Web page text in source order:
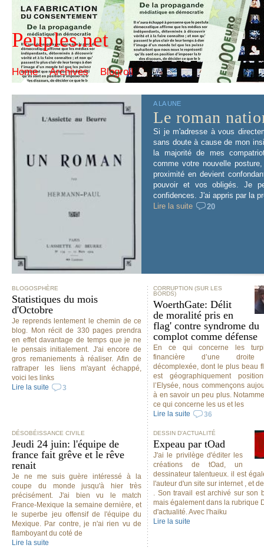
Peuples.net
Home Archives Blogroll
A LA UNE
Le roman
Si je m'adresse à vous
sans doute à cause de mon
la majorité de mes
comme votre nouvelle
proximité en devient
pouvoir et vos obligés. Je
confidences. J'ai appris par la
Lire la suite
20
BLOGOSPHÈRE
Statistiques du mois
d'Octobre
Je reprends lentement le chemin de ce
blog. Mon récit de 330 pages prendra
en effet davantage de temps que je ne
le pensais initialement. J'ai encore de
gros remaniements à réaliser. Afin de
rattraper les liens m'ayant échappé,
voici les links
Lire la suite
3
CORRUPTION (SUR LES
BORDS)
WoerthGate: Délit
de moralité pris en
flag' contre syndrome du
complot comme défense
En ce qui concerne les
financière d’une
décomplexée, dont le plus beau
est géographiquement
l’Elysée, nous commençons
à en savoir un peu plus.
ce qui concerne les us et les
Lire la suite
36
DÉSOBÉISSANCE CIVILE
Jeudi 24 juin: l'équipe de
france fait grêve et le rêve
renait
Je ne me suis guère intéressé à la
coupe du monde jusqu'à hier très
précisément. J'ai bien vu le match
France-Mexique la semaine dernière, et
le superbe jeu offensif de l'équipe du
Mexique. Par contre, je n'ai rien vu de
flamboyant du coté de
Lire la suite
DESSIN D'ACTUALITÉ
Expeau par tOad
J'ai le privilège d'éditer les
créations de tOad, un
dessinateur talentueux. il est
l'auteur d'un site sur internet , et
. Son travail est archivé sur son
mais également dans la rubrique
d'actualité. Avec l'haiku
Lire la suite